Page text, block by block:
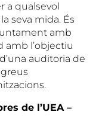
a qualsevol
seva mida. És
amb
amb l’objectiu
auditoria de
de l’UEA –